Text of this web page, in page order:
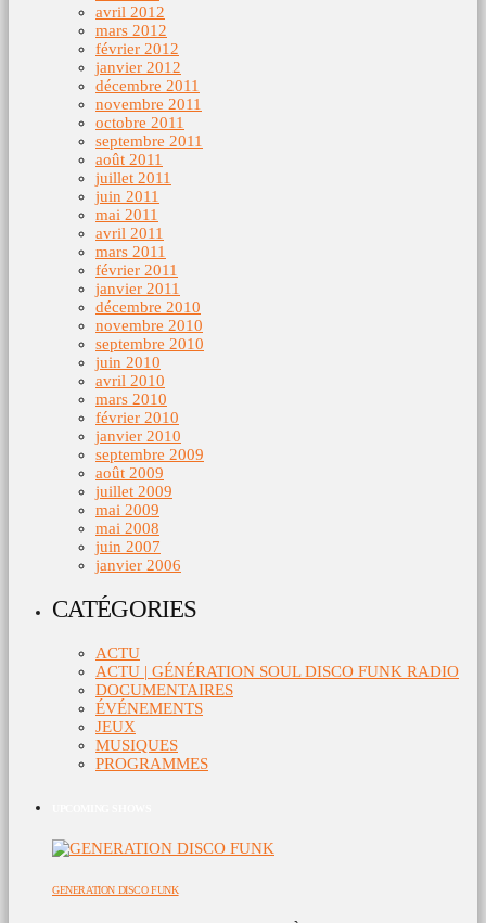
avril 2012
mars 2012
février 2012
janvier 2012
décembre 2011
novembre 2011
octobre 2011
septembre 2011
août 2011
juillet 2011
juin 2011
mai 2011
avril 2011
mars 2011
février 2011
janvier 2011
décembre 2010
novembre 2010
septembre 2010
juin 2010
avril 2010
mars 2010
février 2010
janvier 2010
septembre 2009
août 2009
juillet 2009
mai 2009
mai 2008
juin 2007
janvier 2006
CATÉGORIES
ACTU
ACTU | GÉNÉRATION SOUL DISCO FUNK RADIO
DOCUMENTAIRES
ÉVÉNEMENTS
JEUX
MUSIQUES
PROGRAMMES
GENERATION DISCO FUNK